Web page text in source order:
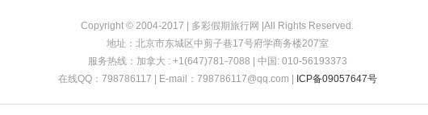
Copyright © 2004-2017 | 多彩假期旅行网 |All Rights Reserved.
地址：北京市东城区中剪子巷17号府学商务楼207室
服务热线：加拿大 : +1(647)781-7088 | 中国: 010-56193373
在线QQ：798786117 | E-mail：798786117@qq.com |
ICP备09057647号